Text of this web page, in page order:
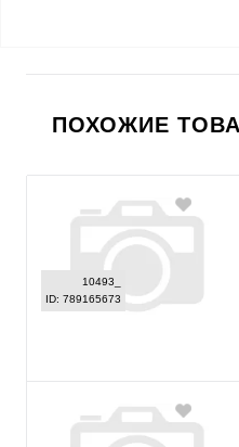
ПОХОЖИЕ
10493_
ID: 789165673